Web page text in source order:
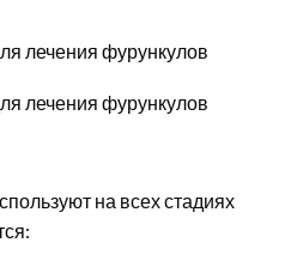
на всех стадиях